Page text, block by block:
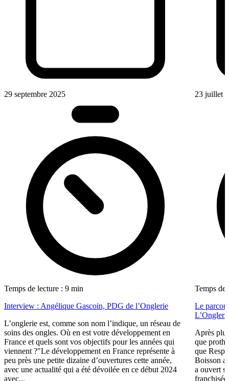
29 septembre 2025
Temps de lecture : 9 min
Interview : Angélique Gascoin, PDG de l’Onglerie
L’onglerie est, comme son nom l’indique, un réseau de
soins des ongles. Où en est votre développement en
France et quels sont vos objectifs pour les années qui
viennent ?"Le développement en France représente à
peu près une petite dizaine d’ouvertures cette année,
avec une actualité qui a été dévoilée en ce début 2024
avec...
23 juillet
Temps de
Le
Après
que
que
Boisson a
a ouvert
franchisée